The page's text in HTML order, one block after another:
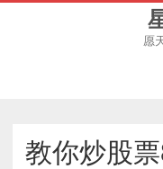
愿
教你炒股